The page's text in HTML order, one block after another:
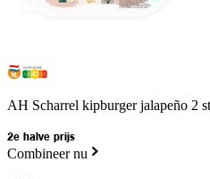
AH Scharrel kipburger jalapeño 2
2e halve prijs
Combineer nu